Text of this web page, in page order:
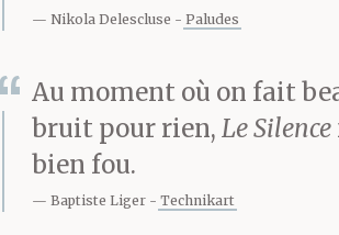
morts installés
tribunes, et qui
a Tout perdu
–.– À cette époque
l’année jusqu’il y a
Nikola Delescluse Paludes
Au moment où on fait
bruit pour rien, Le Silence
bien fou.
Baptiste Liger Technikart